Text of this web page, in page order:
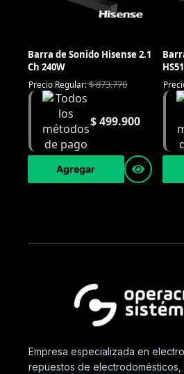
Barra de Sonido Hisense 2.1
Ch 240W
Precio Regular:$873.770
$499.900
Agregar
Empresa especializada en
repuestos de electrodomésticos,